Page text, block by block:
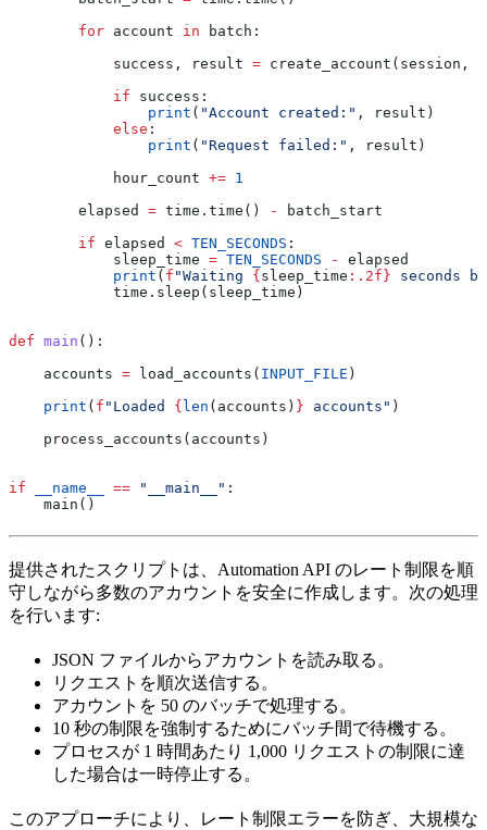
        for
account in batch:
            success, result
= create_account(session,
            if
success:
                print
( "Account created:" , result)
            else
:
                print
( "Request failed:" , result)
            hour_count
+= 1
        elapsed
= time.time() -
batch_start
        if
elapsed < TEN_SECONDS :
            sleep_time
= TEN_SECONDS -
elapsed
            print
( f "Waiting { sleep_time :.2f} seconds
            time.sleep(sleep_time)
def main ():
    accounts
= load_accounts( INPUT_FILE )
    print
( f "Loaded { len (accounts) } accounts" )
    process_accounts(accounts)
if __name__ == "__main__" :
    main()
提供されたスクリプトは、Automation API のレート制限を順
守しながら多数のアカウントを安全に作成します。次の処理
を行います:
JSON ファイルからアカウントを読み取る。
リクエストを順次送信する。
アカウントを 50 のバッチで処理する。
10 秒の制限を強制するためにバッチ間で待機する。
プロセスが 1 時間あたり 1,000 リクエストの制限に達
した場合は一時停止する。
このアプローチにより、レート制限エラーを防ぎ、大規模な